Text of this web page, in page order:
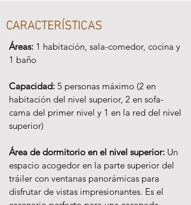
CARACTERÍSTICAS
Áreas: 1 habitación, sala-comedor, cocina y
1 baño
Capacidad: 5 personas máximo (2 en
habitación del nivel superior, 2 en sofa-
cama del primer nivel y 1 en la red del nivel
superior)
Área de dormitorio en el nivel superior: Un
espacio acogedor en la parte superior del
tráiler con ventanas panorámicas para
disfrutar de vistas impresionantes. Es el